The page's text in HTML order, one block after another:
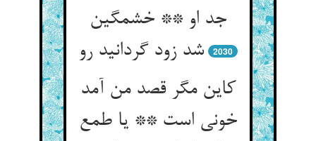
جد او ** خشمگین
شد زود گردانید رو
2030
کاین مگر قصد من آمد
خونی است ** یا طمع